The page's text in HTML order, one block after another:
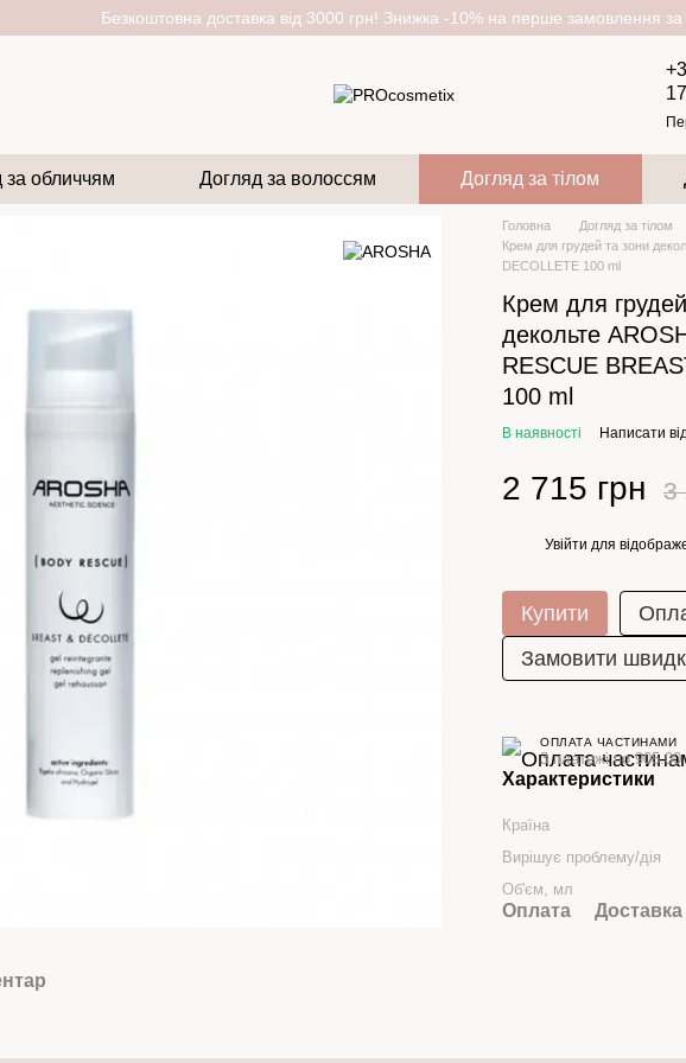
Безкоштовна доставка від 3000 грн! Знижка -10% на перше замовлення
17
за обличчям Догляд за волоссям Догляд за тілом
Головна Догляд за тілом
Крем для грудей та зони
DECOLLETE 100 ml
Крем для
декольте
RESCUE
100 ml
В наявності Написати
2 715 грн 3
Увійти для
Купити
Замовити
ОПЛАТА ЧАСТИНАМИ
3 платежі по 905.00
Характеристики
Країна
Вирішує проблему/дія
Об'єм, мл
Оплата Доставка